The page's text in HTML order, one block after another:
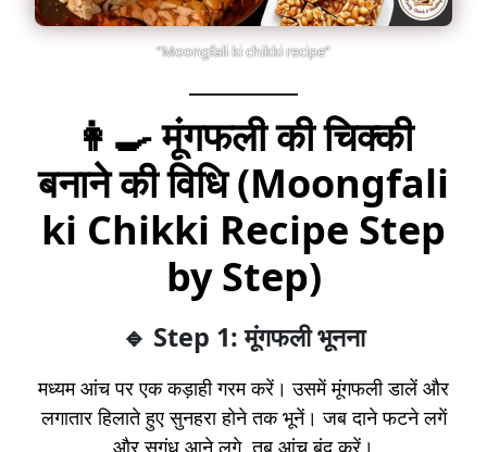
“Moongfali ki chikki recipe”
👩‍🍳मूंगफली की चिक्की
बनाने की विधि (Moongfali
ki Chikki Recipe Step
by Step)
🔹 Step 1: मूंगफली भूनना
मध्यम आंच पर एक कड़ाही गरम करें। उसमें मूंगफली डालें और
लगातार हिलाते हुए सुनहरा होने तक भूनें। जब दाने फटने लगें
और सुगंध आने लगे, तब आंच बंद करें।